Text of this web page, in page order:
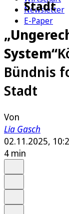
Newsletter
E-Paper
Stadt
System“
Bündnis
Stadt
Von
Lia Gasch
02.11.2025,
4 min